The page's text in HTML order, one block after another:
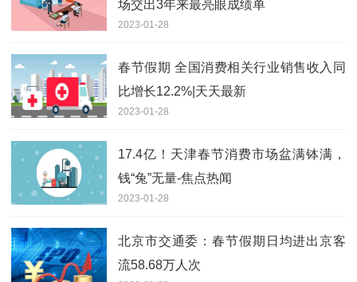
场交出3年来最亮眼成绩单
2023-01-28
春节假期 全国消费相关行业销售收入同
比增长12.2%|天天最新
2023-01-28
17.4亿！天津春节消费市场盆满钵满，
钱“兔”无量-焦点热闻
2023-01-28
北京市交通委：春节假期日均进出京客
流58.68万人次